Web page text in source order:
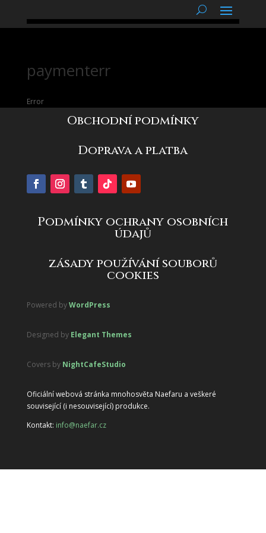
paymenterr
Error
Obchodní podmínky
Doprava a platba
Podmínky ochrany osobních
údajů
zásady používání souborů
cookies
Powered byWordPress
Designed by Elegant Themes
Covers by NightCafeStudio
Oficiální webová stránka mnohosvěta Naefaru a veškeré
související (i nesouvisející) produkce.
Kontakt: info@naefar.cz